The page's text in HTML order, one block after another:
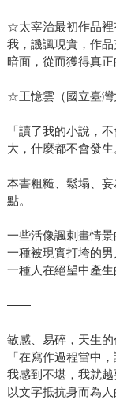
☆太宰治最初作品裡
我，譏諷現實，作
暗面，從而獲得真正
☆王憶雲（國立臺
「讀了我的小說，
大，什麼都不會發
本書粗糙、鬆塌、
點。
一些活像諷刺畫情景
一種被現實打垮的
一種人在絕望中產生
——
敏感、易碎，天生的
「在寫作過程當中
我感到不堪，我就
以文字抵抗身而為